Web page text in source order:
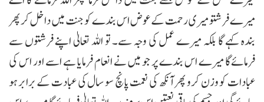
میرے فرشتو میری رحمت کے عوض اس بندے کو جنت میں داخل کر پھر
بندہ کہے گا بلکہ میرے عمل کی وجہ سے۔ تو اللہ تعالیٰ اپنے فرشتوں سے
فرمائےگا میرے اس بندے پر جو میں نے انعام فرمایا ہے اسے اور اس کی
عبادات کو وزن کرو پھر آنکھ کی نعمت پانچ سو سال کی عبادت کے برابر ہو